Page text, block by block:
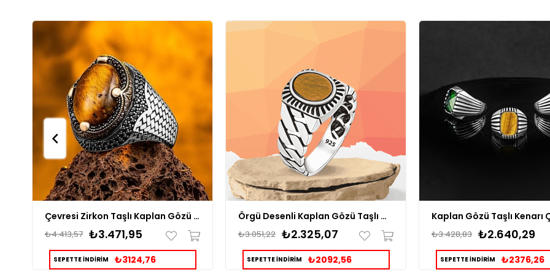
Çevresi Zirkon Taşlı Kaplan Gözü Gümüş Yüzük
₺3.471,95
₺4.413,57
SEPETTE İNDİRİM ₺3124,76
Örgü Desenli Kaplan Gözü Taşlı Gümüş Yüzük
₺2.325,07
₺3.051,22
SEPETTE İNDİRİM ₺2092,56
₺2.640,29
₺3.428,83
SEPETTE İNDİRİM ₺2376,26